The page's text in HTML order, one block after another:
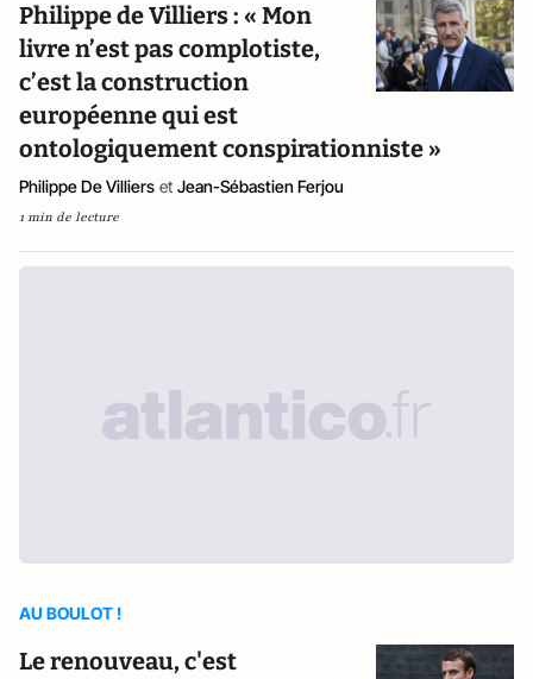
Philippe de Villiers : « Mon
livre n’est pas complotiste,
c’est la construction
européenne qui est
ontologiquement conspirationniste »
Philippe De Villiers et Jean-Sébastien Ferjou
1 min de lecture
AU BOULOT !
Le renouveau, c'est